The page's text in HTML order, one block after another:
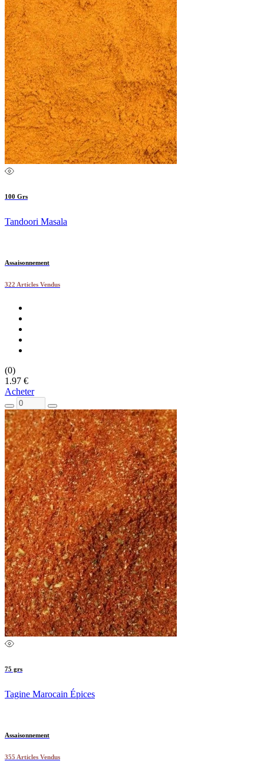
100 Grs
Tandoori Masala
Assaisonnement
322 Articles Vendus
(0)
1.97 €
Acheter
75 grs
Tagine Marocain Épices
Assaisonnement
355 Articles Vendus